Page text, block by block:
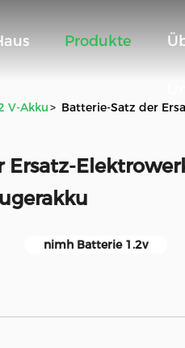
Produkte
V-Akku> Batterie-Satz der
Ersatz-
nimh Batterie 1.2v